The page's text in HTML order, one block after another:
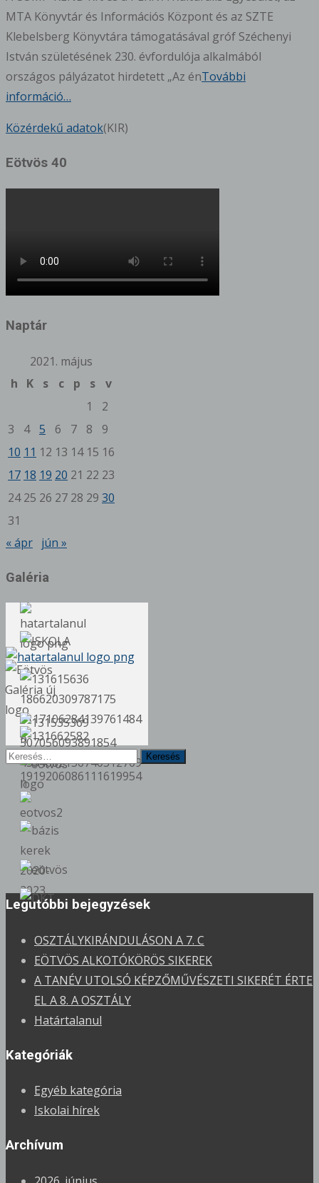
MTA Könyvtár és Információs Központ és az SZTE
Klebelsberg Könyvtára támogatásával gróf Széchenyi
István születésének 230. évfordulója alkalmából
országos pályázatot hirdetett „Az énTovábbi
információ…
Közérdekű adatok(KIR)
Eötvös 40
Naptár
2021. május
h
K s c p s
v
1
2
3
4 5 6 7 8
9
10 11 12 13 14 15 16
17 18 19 20 21 22 23
24 25 26 27 28 29 30
31
« ápr jún »
Galéria
Keresés
erre:
Legutóbbi bejegyzések
OSZTÁLYKIRÁNDULÁSON A 7. C
EÖTVÖS ALKOTÓKÖRÖS SIKEREK
A TANÉV UTOLSÓ KÉPZŐMŰVÉSZETI SIKERÉT ÉRTE
EL A 8. A OSZTÁLY
Határtalanul
Kategóriák
Egyéb kategória
Iskolai hírek
Archívum